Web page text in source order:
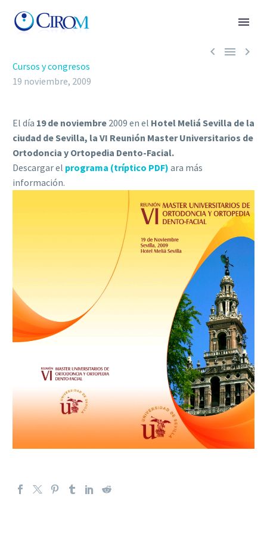
  
Cursos y congresos
19 noviembre, 2009
El día 19 de noviembre 2009 en el Hotel Meliá Sevilla de la
ciudad de Sevilla, la VI Reunión Master Universitarios de
Ortodoncia y Ortopedia Dento-Facial.
Descargar el programa (tríptico PDF) ara más
información.